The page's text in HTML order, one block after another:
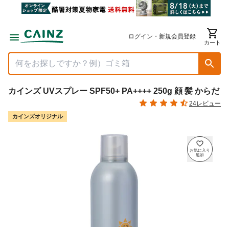
ログイン・新規会員登録
カート
カインズ UVスプレー SPF50+ PA++++ 250g 顔 髪 からだ
24レビュー
カインズオリジナル